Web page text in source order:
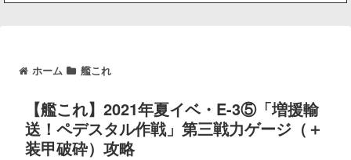
ホーム 艦これ
【艦これ】2021年夏イベ・E-3⑤「増援輸
送！ペデスタル作戦」第三戦力ゲージ（＋
装甲破砕）攻略